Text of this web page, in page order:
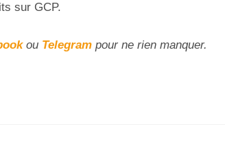
sur GCP.
ou Telegram pour ne rien manquer.